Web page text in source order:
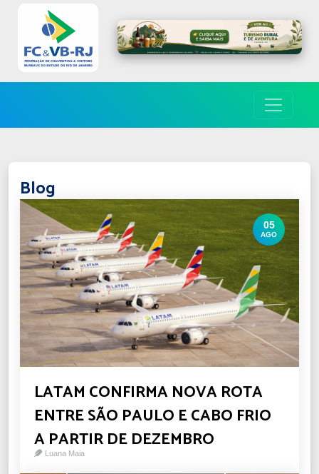
Blog
05
AGO
LATAM CONFIRMA NOVA ROTA
ENTRE SÃO PAULO E CABO FRIO
A PARTIR DE DEZEMBRO
Luana Maia